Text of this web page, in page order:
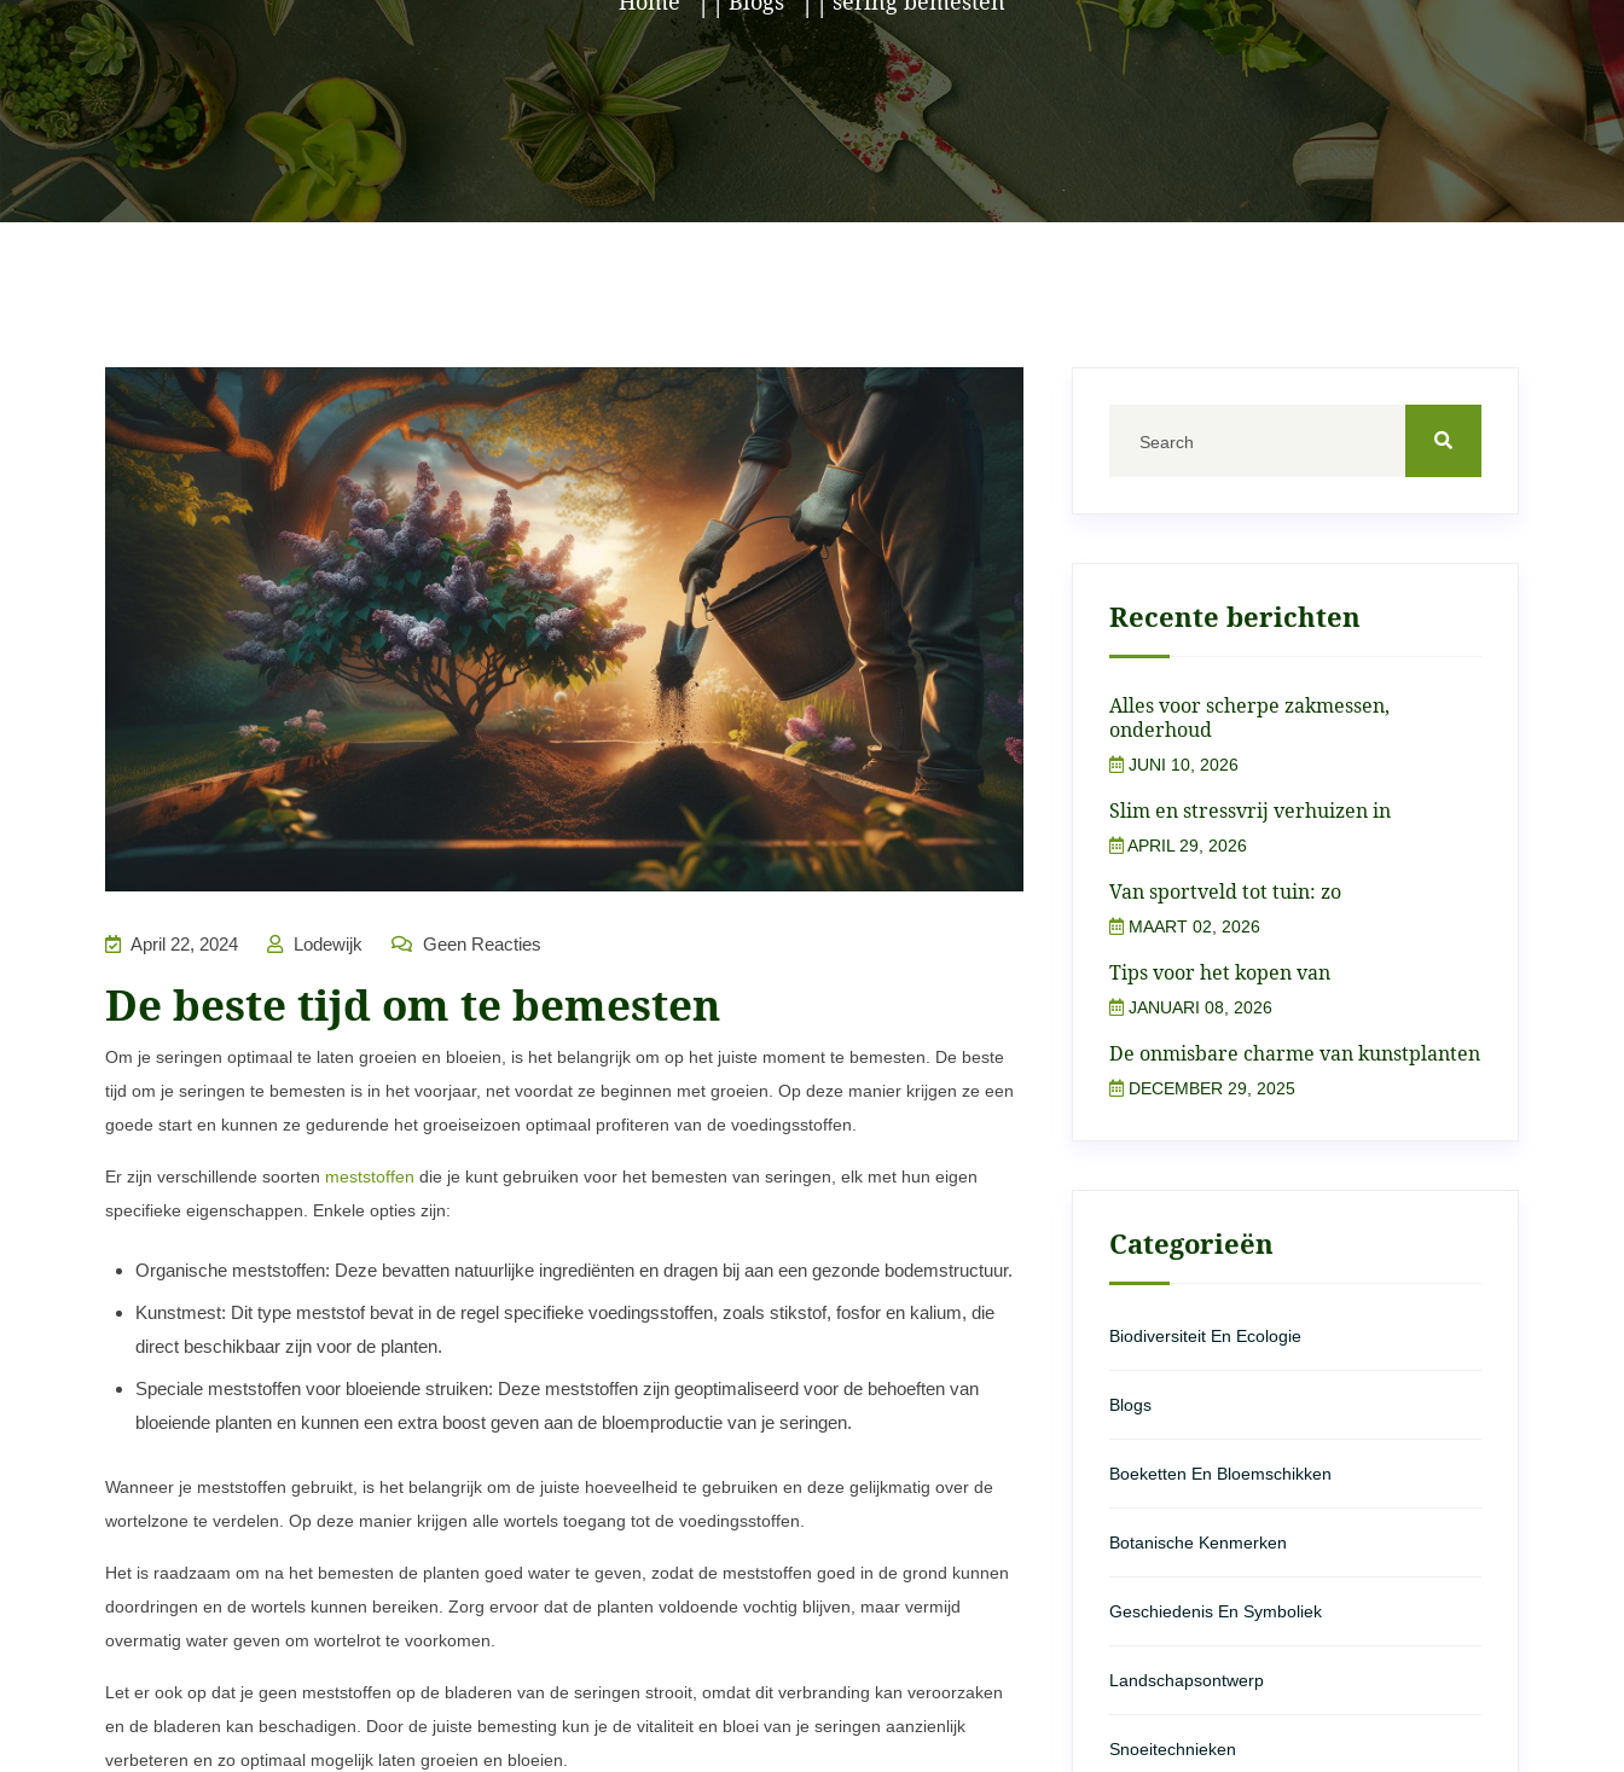
April 22, 2024 Lodewijk Geen Reacties
De beste tijd om te bemesten
Om je seringen optimaal te laten groeien en bloeien, is het belangrijk om op het juiste moment te bemesten. De beste
tijd om je seringen te bemesten is in het voorjaar, net voordat ze beginnen met groeien. Op deze manier krijgen ze een
goede start en kunnen ze gedurende het groeiseizoen optimaal profiteren van de voedingsstoffen.
Er zijn verschillende soorten meststoffen die je kunt gebruiken voor het bemesten van seringen, elk met hun eigen
specifieke eigenschappen. Enkele opties zijn:
Organische meststoffen: Deze bevatten natuurlijke ingrediënten en dragen bij aan een gezonde bodemstructuur.
Kunstmest: Dit type meststof bevat in de regel specifieke voedingsstoffen, zoals stikstof, fosfor en kalium, die
direct beschikbaar zijn voor de planten.
Speciale meststoffen voor bloeiende struiken: Deze meststoffen zijn geoptimaliseerd voor de behoeften van
bloeiende planten en kunnen een extra boost geven aan de bloemproductie van je seringen.
Wanneer je meststoffen gebruikt, is het belangrijk om de juiste hoeveelheid te gebruiken en deze gelijkmatig over de
wortelzone te verdelen. Op deze manier krijgen alle wortels toegang tot de voedingsstoffen.
Het is raadzaam om na het bemesten de planten goed water te geven, zodat de meststoffen goed in de grond kunnen
doordringen en de wortels kunnen bereiken. Zorg ervoor dat de planten voldoende vochtig blijven, maar vermijd
overmatig water geven om wortelrot te voorkomen.
Let er ook op dat je geen meststoffen op de bladeren van de seringen strooit, omdat dit verbranding kan veroorzaken
en de bladeren kan beschadigen. Door de juiste bemesting kun je de vitaliteit en bloei van je seringen aanzienlijk
verbeteren en zo optimaal mogelijk laten groeien en bloeien.
Recente berichten
Alles voor scherpe zakmessen,
onderhoud
JUNI 10, 2026
Slim en stressvrij verhuizen in
APRIL 29, 2026
Van sportveld tot tuin: zo
MAART 02, 2026
Tips voor het kopen van
JANUARI 08, 2026
De onmisbare charme van kunstplanten
DECEMBER 29, 2025
Categorieën
Biodiversiteit En Ecologie
Blogs
Boeketten En Bloemschikken
Botanische Kenmerken
Geschiedenis En Symboliek
Landschapsontwerp
Snoeitechnieken